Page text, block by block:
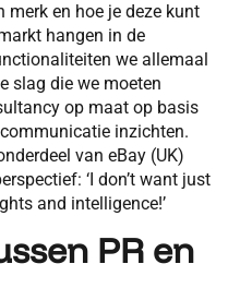
merk en hoe je deze kunt
hangen in de
we allemaal
slag die we moeten
op maat op basis
inzichten.
van eBay (UK)
‘I don’t want just
and intelligence!’
PR en